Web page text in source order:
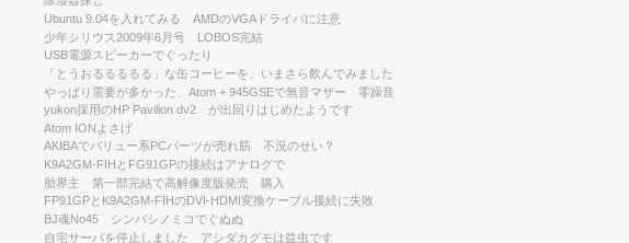
Ubuntu 9.04を入れてみる AMDのVGAドライバに注意
少年シリウス2009年6月号 LOBOS完結
USB電源スピーカーでぐったり
「とうおるるるるる」な缶コーヒーを、いまさら飲んでみました
やっぱり需要が多かった、Atom + 945GSEで無音マザー 零躁音
yukon採用のHP Pavilion dv2 が出回りはじめたようです
Atom IONよさげ
AKIBAでバリュー系PCパーツが売れ筋 不況のせい？
K9A2GM-FIHとFG91GPの接続はアナログで
胎界主 第一部完結で高解像度版発売 購入
FP91GPとK9A2GM-FIHのDVI-HDMI変換ケーブル接続に失敗
BJ魂No45 シンバシノミコでぐぬぬ
自宅サーバを停止しました アシダカグモは益虫です